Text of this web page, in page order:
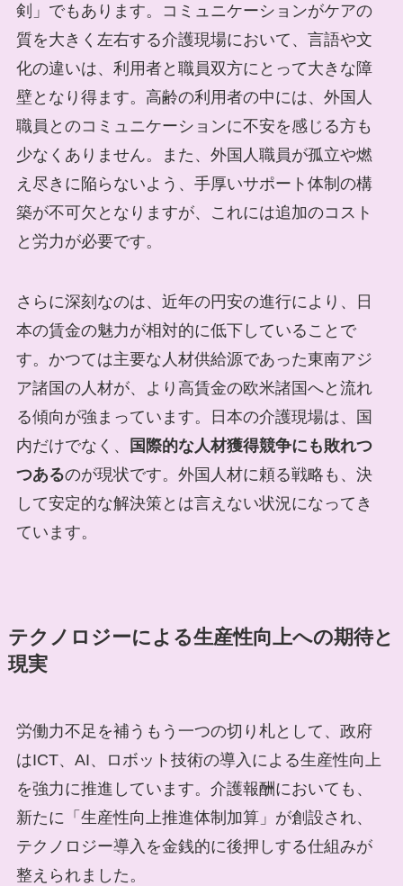
剣」でもあります。コミュニケーションがケアの
質を大きく左右する介護現場において、言語や文
化の違いは、利用者と職員双方にとって大きな障
壁となり得ます。高齢の利用者の中には、外国人
職員とのコミュニケーションに不安を感じる方も
少なくありません。また、外国人職員が孤立や燃
え尽きに陥らないよう、手厚いサポート体制の構
築が不可欠となりますが、これには追加のコスト
と労力が必要です。
さらに深刻なのは、近年の円安の進行により、日
本の賃金の魅力が相対的に低下していることで
す。かつては主要な人材供給源であった東南アジ
ア諸国の人材が、より高賃金の欧米諸国へと流れ
る傾向が強まっています。日本の介護現場は、国
内だけでなく、
国際的な人材獲得競争にも敗れつ
つあるのが現状です。外国人材に頼る戦略も、決
して安定的な解決策とは言えない状況になってき
ています。
テクノロジーによる生産性向上への期待と
現実
労働力不足を補うもう一つの切り札として、政府
はICT、AI、ロボット技術の導入による生産性向上
を強力に推進しています。介護報酬においても、
新たに「生産性向上推進体制加算」が創設され、
テクノロジー導入を金銭的に後押しする仕組みが
整えられました。